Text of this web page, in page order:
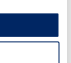
Africa